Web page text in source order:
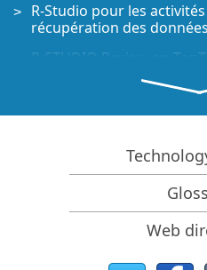
R-Studio pour les
récupération des données
R-STUDIO Review on
Spécificités de
Prévoir le succès des
Récupération des
Récupération de fichier
Web